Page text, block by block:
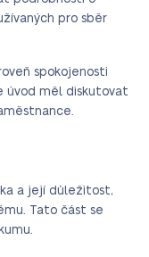
pro sběr
spokojenosti
úvod měl diskutovat
a její důležitost,
Tato část se